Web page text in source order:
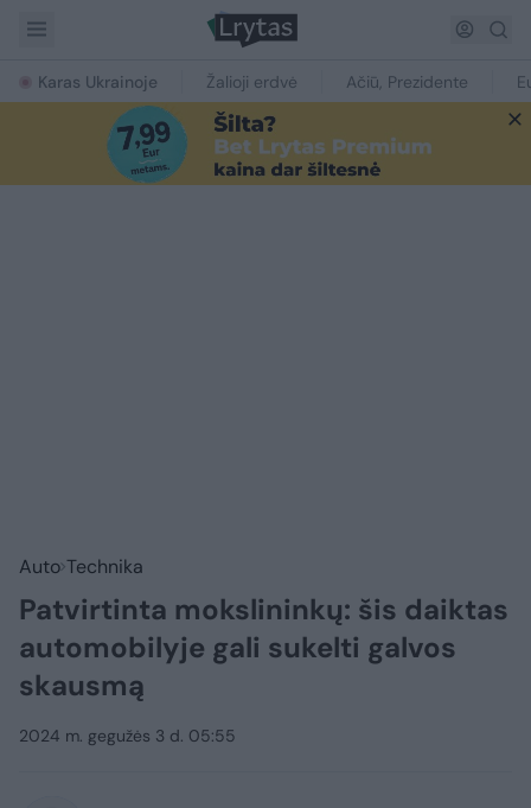
Karas Ukrainoje Žalioji erdvė Ačiū, Prezidente
Auto Technika
Patvirtinta mokslininkų: šis daiktas
automobilyje gali sukelti galvos
skausmą
2024 m. gegužės 3 d. 05:55